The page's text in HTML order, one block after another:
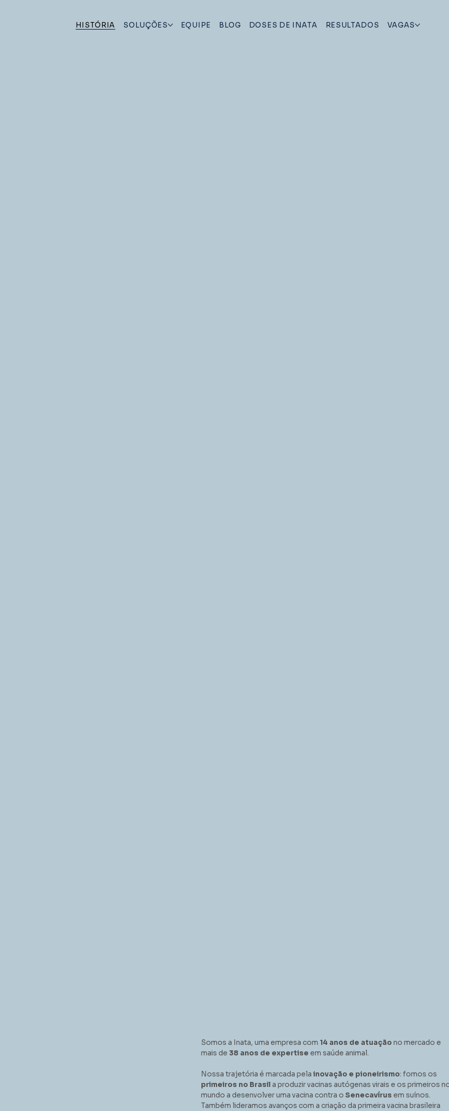
HISTÓRIA SOLUÇÕES EQUIPE BLOG DOSES DE INATA RESULTADOS VAGAS
Somos a Inata, uma empresa com 14 anos de atuação no mercado e
mais de 38 anos de expertise em saúde animal.
Nossa trajetória é marcada pela inovação e pioneirismo: fomos os
primeiros no Brasila produzir vacinas autógenas virais e os primeiros
mundo a desenvolver uma vacina contra o Senecavírus em suínos.
Também lideramos avanços com a criação da primeira vacina brasileira